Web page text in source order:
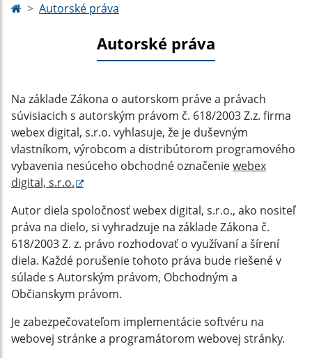
Autorské práva
Autorské práva
Na základe Zákona o autorskom práve a právach
súvisiacich s autorským právom č. 618/2003 Z.z. firma
webex digital, s.r.o. vyhlasuje, že je duševným
vlastníkom, výrobcom a distribútorom programového
vybavenia nesúceho obchodné označeniewebex
digital, s.r.o.
Autor diela spoločnosť webex digital, s.r.o., ako nositeľ
práva na dielo, si vyhradzuje na základe Zákona č.
618/2003 Z. z. právo rozhodovať o využívaní a šírení
diela. Každé porušenie tohoto práva bude riešené v
súlade s Autorským právom, Obchodným a
Občianskym právom.
Je zabezpečovateľom implementácie softvéru na
webovej stránke a programátorom webovej stránky.